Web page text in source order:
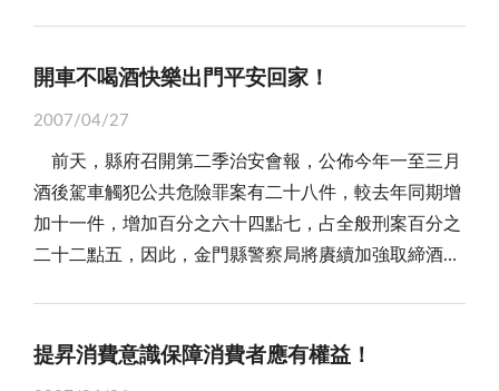
岸規劃步道及親水設施，分階段的打造夢裡的浯江溪；
行職能分工；獲處長黃文卿高度認同，除贊成縣府推動
三千萬元，做為活化、利用軍事設施及觀光之用。由此
可見，金管處為充實戰役史蹟資源，積極接管保存空置
營區，並非只是說說而已！ 誠然，隨著金廈「小三
通」的開啟，金門已成為兩岸「和平的橋樑」，島上撤
軍是必然的趨勢，所遺留的空置營區，除在金管處內的
能獲接管保存，其餘的，諸如西園、九女山、后沙、田
妥善接管維護，以保存金門戰役史蹟，豐富觀光旅遊資
聲嘆氣。金門今日觀光發展的掣肘，不在於特色、產品
比別人差，而在於全民對觀光願景不具信心，又畏懼改
麼贏得遊客的青睞？競爭力便在品質。所謂：「窮山惡
的魅力在於展現自信，以及服務品質的紮實，假如我們
紙上談兵，不可能務實踐履，更不可能化成實際收益，
入到人民的口袋裡。因此，我們奉勸兩岸政府應該儘量
裂」，我少談「一邊一國」；你關心「海西經濟」，我
聚焦「小三通」利益。如此，當能讓兩岸政府慢慢的走
到同一條路上，對金門，才有最大的發展契機及利益。
根據東華大學的調查結果顯示，因為「小三通」政
售業、金融業、餐飲業、運輸交通業與休閒旅遊業的產
於治療」之目的。舉例而言，從本月起，衛生局即派員
認知。而且，衛生局將陸續規劃巡迴地區其他鄉鎮、機
構、部隊等舉辦宣導活動，同時，若有機關、學校或社
區有舉辦活動，願安排衛教宣導，亦可主動與衛生局疾
管課連繫。 根據衛生局提供資料顯示，恙蟲病是亞
動物散播叮咬人體，一般民眾遭恙蟲叮咬後，潛伏期約
一到兩週，大約在十天內開始發高燒、頭痛，也可能出
彙集真實民意，瞭解民心走向，民意調查已為必要之手
據，鄉親們理當全力配合、用心答詢，期以展現當前金
門最「草根」的聲音，導引縣府的施政主軸及方向。
據瞭解，這項首開金門先例的「民意調查」，總共設
定議題計有十項，包括：設特別行政區、開放博弈、興
設非軍事區、縣政優先順序等等。根據受委託執行的
開車不喝酒快樂出門平安回家！
2007/04/27
前天，縣府召開第二季治安會報，公佈今年一至三月
酒後駕車觸犯公共危險罪案有二十八件，較去年同期增
加十一件，增加百分之六十四點七，占全般刑案百分之
二十二點五，因此，金門縣警察局將賡續加強取締酒醉
務，加強取締酒後駕車，局長陳瑞通特呼籲鄉親切莫以
提昇消費意識保障消費者應有權益！